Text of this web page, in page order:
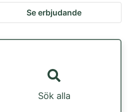
Se erbjudande
Sök alla